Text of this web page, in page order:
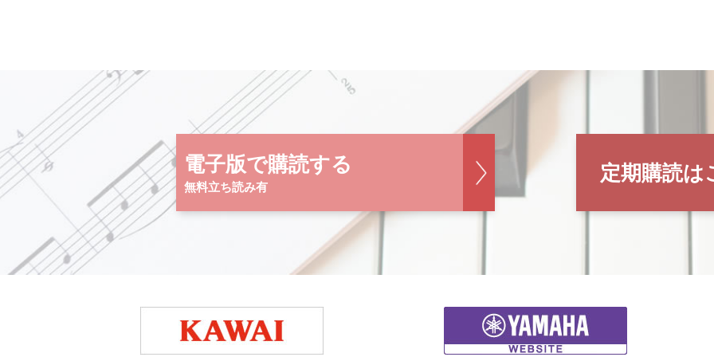
電子版で購読する
無料立ち読み有
定期購読は